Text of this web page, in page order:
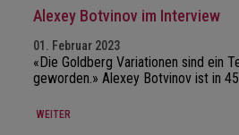
Alexey Botvinov im Interview
01. Februar 2023
«Die Goldberg Variationen sind ein
geworden.» Alexey Botvinov ist in
WEITER